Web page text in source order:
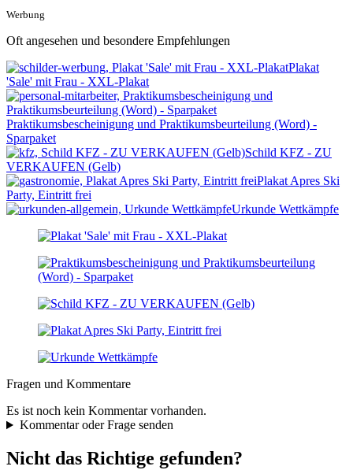
Werbung
Oft angesehen und besondere Empfehlungen
Plakat
'Sale' mit Frau - XXL-Plakat
Praktikumsbescheinigung und Praktikumsbeurteilung (Word) -
Sparpaket
Schild KFZ - ZU
VERKAUFEN (Gelb)
Plakat Apres Ski
Party, Eintritt frei
Urkunde Wettkämpfe
Fragen und Kommentare
Es ist noch kein Kommentar vorhanden.
Kommentar oder Frage senden
Nicht das Richtige gefunden?